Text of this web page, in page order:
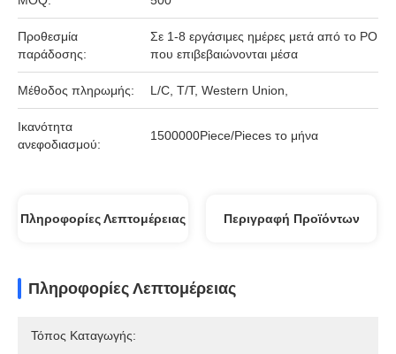
Προθεσμία
παράδοσης:
Σε 1-8 εργάσιμες ημέρες μετά από το PO
που επιβεβαιώνονται μέσα
Μέθοδος πληρωμής: L/C, T/T, Western Union,
Ικανότητα
ανεφοδιασμού:
1500000Piece/Pieces το μήνα
Πληροφορίες Λεπτομέρειας Περιγραφή Προϊόντων
Πληροφορίες Λεπτομέρειας
Τόπος Καταγωγής: